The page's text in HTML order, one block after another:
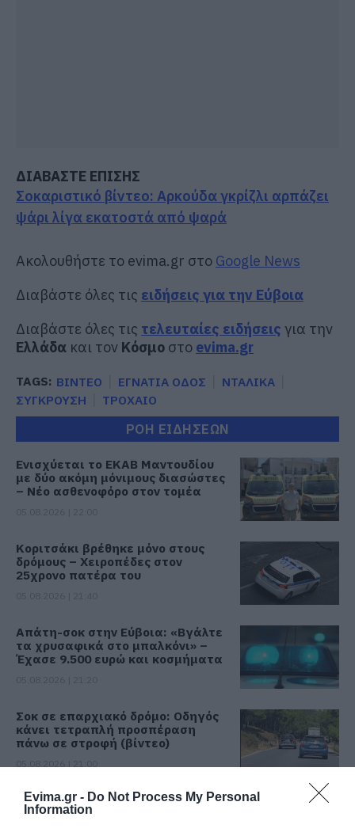
Evima.gr - Do Not Process My Personal
Information
ΔΙΑΒΑΣΤΕ ΕΠΙΣΗΣ
Σοκαριστικό βίντεο: Αρκούδα γκρίζλι αρπάζει
ψάρι λίγα εκατοστά από ψαρά
Ακολουθήστε το evima.gr στο Google News
Διαβάστε όλες τις ειδήσεις για την Εύβοια
Διαβάστε όλες τις τελευταίες ειδήσεις για την
Ελλάδα και τον Κόσμο στο evima.gr
TAGS: ΒΙΝΤΕΟ ΕΓΝΑΤΙΑ ΟΔΟΣ
ΝΤΑΛΙΚΑ
ΣΥΓΚΡΟΥΣΗ
ΤΡΟΧΑΙΟ
ΡΟΗ ΕΙΔΗΣΕΩΝ
Ενισχύεται το ΕΚΑΒ Μαντουδίου
με δύο ακόμη μόνιμους διασώστες
– Νέο ασθενοφόρο στον τομέα
Κοριτσάκι βρέθηκε μόνο στους
δρόμους – Χειροπέδες στον
25χρονο πατέρα του
Απάτη-σοκ στην Εύβοια: «Βγάλτε
τα χρυσαφικά στο μπαλκόνι» –
Έχασε 9.500 ευρώ και κοσμήματα
Σοκ σε επαρχιακό δρόμο: Οδηγός
κάνει τετραπλή προσπέραση
πάνω σε στροφή (βίντεο)
Φωτιά σε λεωφορείο στην Εύβοια